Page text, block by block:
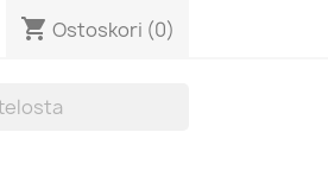
shopping_cart Ostoskori (0)